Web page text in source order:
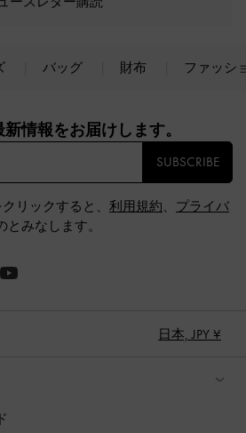
バッグ 財布 ファッシ
情報をお届けします。​
SUBSCRIBE
リックすると、 利用規約、 プライバ
みなします。
日本, JPY ¥